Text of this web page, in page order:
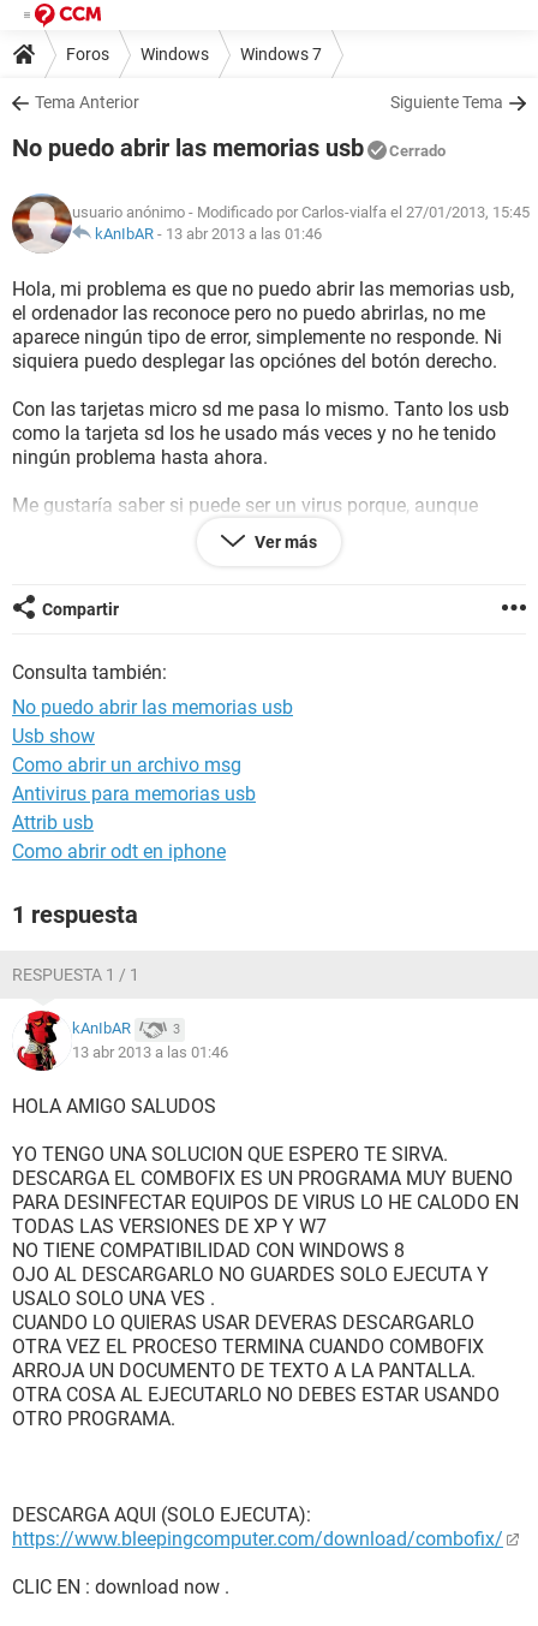
Foros Windows Windows 7
Tema Anterior Siguiente Tema
No puedo abrir las memorias usb Cerrado
usuario anónimo - Modificado por Carlos-vialfa el 27/01/2013, 15:45
kAnIbAR - 13 abr 2013 a las 01:46
Hola, mi problema es que no puedo abrir las memorias usb,
el ordenador las reconoce pero no puedo abrirlas, no me
aparece ningún tipo de error, simplemente no responde. Ni
siquiera puedo desplegar las opciónes del botón derecho.
Con las tarjetas micro sd me pasa lo mismo. Tanto los usb
como la tarjeta sd los he usado más veces y no he tenido
ningún problema hasta ahora.
Me gustaría saber si puede ser un virus porque, aunque
tengo el Karspersky PURE 2.0 hay veces que se desactiva y
Agradecería cualquier tipo de ayuda.
Ver más
Compartir
Consulta también:
No puedo abrir las memorias usb
Usb show
Como abrir un archivo msg
Antivirus para memorias usb
Attrib usb
Como abrir odt en iphone
1 respuesta
RESPUESTA 1 / 1
kAnIbAR 3
13 abr 2013 a las 01:46
HOLA AMIGO SALUDOS
YO TENGO UNA SOLUCION QUE ESPERO TE SIRVA.
DESCARGA EL COMBOFIX ES UN PROGRAMA MUY BUENO
PARA DESINFECTAR EQUIPOS DE VIRUS LO HE CALODO EN
TODAS LAS VERSIONES DE XP Y W7
NO TIENE COMPATIBILIDAD CON WINDOWS 8
OJO AL DESCARGARLO NO GUARDES SOLO EJECUTA Y
USALO SOLO UNA VES .
CUANDO LO QUIERAS USAR DEVERAS DESCARGARLO
OTRA VEZ EL PROCESO TERMINA CUANDO COMBOFIX
ARROJA UN DOCUMENTO DE TEXTO A LA PANTALLA.
OTRA COSA AL EJECUTARLO NO DEBES ESTAR USANDO
OTRO PROGRAMA.
DESCARGA AQUI (SOLO EJECUTA):
https://www.bleepingcomputer.com/download/combofix/
CLIC EN : download now .